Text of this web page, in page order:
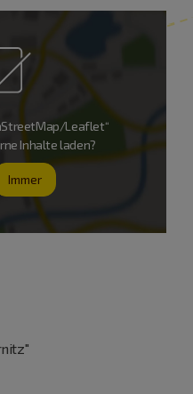
Leaflet“
Inhalte laden?
Immer